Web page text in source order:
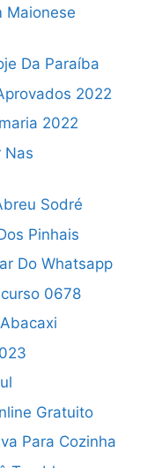
Maionese
Da Paraíba
2022
2022
Nas
Sodré
Pinhais
Do Whatsapp
0678
Gratuito
Para Cozinha